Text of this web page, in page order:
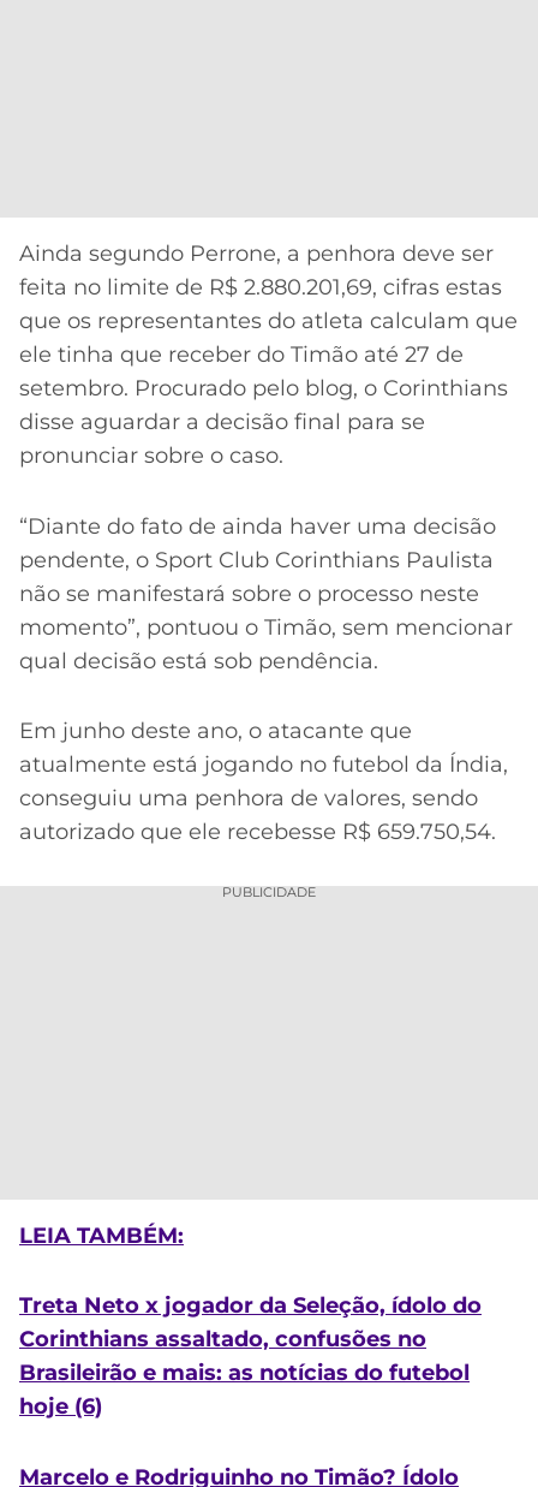
Ainda segundo Perrone, a penhora deve ser
feita no limite de R$ 2.880.201,69, cifras estas
que os representantes do atleta calculam que
ele tinha que receber do Timão até 27 de
setembro. Procurado pelo blog, o Corinthians
disse aguardar a decisão final para se
pronunciar sobre o caso.
“Diante do fato de ainda haver uma decisão
pendente, o Sport Club Corinthians Paulista
não se manifestará sobre o processo neste
momento”, pontuou o Timão, sem mencionar
qual decisão está sob pendência.
Em junho deste ano, o atacante que
atualmente está jogando no futebol da Índia,
conseguiu uma penhora de valores, sendo
autorizado que ele recebesse R$ 659.750,54.
PUBLICIDADE
LEIA TAMBÉM:
Treta Neto x jogador da Seleção, ídolo do
Corinthians assaltado, confusões no
Brasileirão e mais: as notícias do futebol
hoje (6)
Marcelo e Rodriguinho no Timão? Ídolo